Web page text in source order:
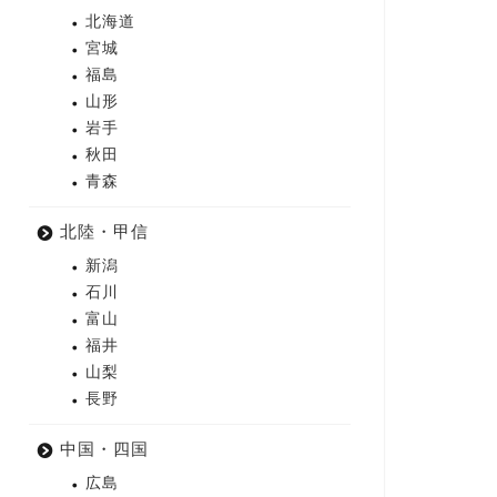
北海道
宮城
福島
山形
岩手
秋田
青森
北陸・甲信
新潟
石川
富山
福井
山梨
長野
中国・四国
広島